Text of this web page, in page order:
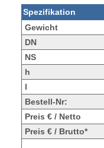
Spezifikation
Gewicht
DN
NS
h
l
Bestell-Nr:
Preis € / Netto
Preis € / Brutto*